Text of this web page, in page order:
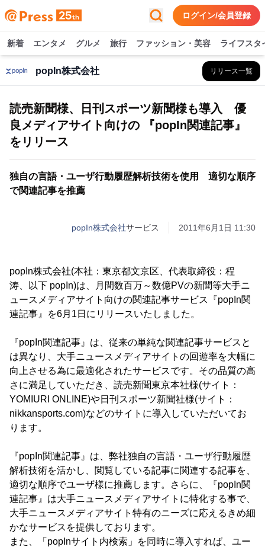
ログイン/会員登録
新着 エンタメ グルメ 旅行 ファッション・美容 ライフスタ
popIn株式会社 リリース一覧
読売新聞様、日刊スポーツ新聞様も導入 優
良メディアサイト向けの 『popIn関連記事』
をリリース
独自の言語・ユーザ行動履歴解析技術を使用 適切な順序
で関連記事を推薦
popIn株式会社サービス 2011年6月1日 11:30
popIn株式会社(本社：東京都文京区、代表取締役：程
涛、以下 popIn)は、月間数百万～数億PVの新聞等大手ニ
ュースメディアサイト向けの関連記事サービス『popIn関
連記事』を6月1日にリリースいたしました。
『popIn関連記事』は、従来の単純な関連記事サービスと
は異なり、大手ニュースメディアサイトの回遊率を大幅に
向上させる為に最適化されたサービスです。その品質の高
さに満足していただき、読売新聞東京本社様(サイト：
YOMIURI ONLINE)や日刊スポーツ新聞社様(サイト：
nikkansports.com)などのサイトに導入していただいてお
ります。
『popIn関連記事』は、弊社独自の言語・ユーザ行動履歴
解析技術を活かし、閲覧している記事に関連する記事を、
適切な順序でユーザ様に推薦します。さらに、『popIn関
連記事』は大手ニュースメディアサイトに特化する事で、
大手ニュースメディアサイト特有のニーズに応えるきめ細
かなサービスを提供しております。
また、「popInサイト内検索」を同時に導入すれば、ユー